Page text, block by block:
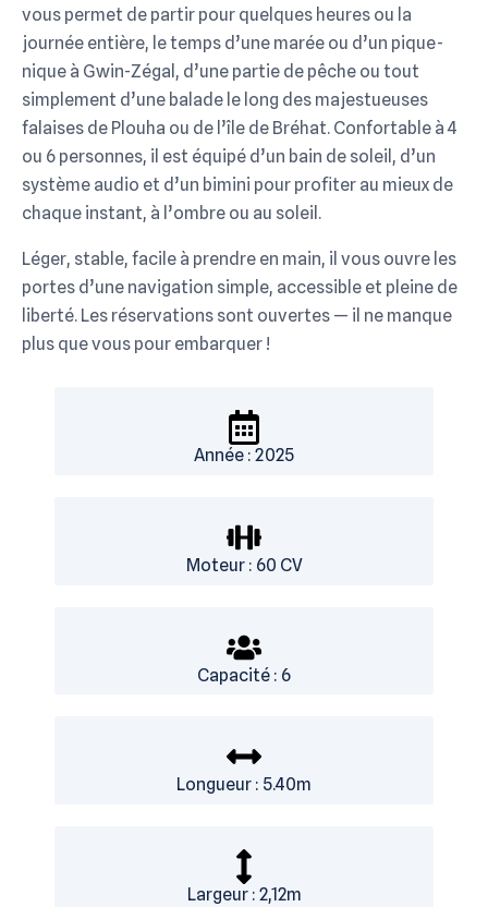
vous permet de partir pour quelques heures ou la
journée entière, le temps d’une marée ou d’un pique-
nique à Gwin-Zégal, d’une partie de pêche ou tout
simplement d’une balade le long des majestueuses
falaises de Plouha ou de l’île de Bréhat. Confortable à 4
ou 6 personnes, il est équipé d’un bain de soleil, d’un
système audio et d’un bimini pour profiter au mieux de
chaque instant, à l’ombre ou au soleil.
Léger, stable, facile à prendre en main, il vous ouvre les
portes d’une navigation simple, accessible et pleine de
liberté. Les réservations sont ouvertes — il ne manque
plus que vous pour embarquer !
Année : 2025
Moteur : 60 CV
Capacité : 6
Longueur : 5.40m
Largeur : 2,12m